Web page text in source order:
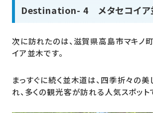
Destination- 4 メタセコイア
次に訪れたのは、滋賀県高島市マキノ
イア並木です。
まっすぐに続く並木道は、四季折々の
れ、多くの観光客が訪れる人気スポット